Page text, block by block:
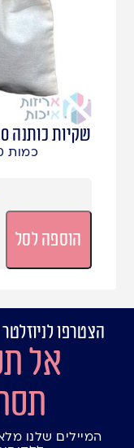
שקיות כותנה 15/20 , 50 יח'
כמות 50 יחידות
הוספה לסל
הצטרפו
אל
המיילים שלנו